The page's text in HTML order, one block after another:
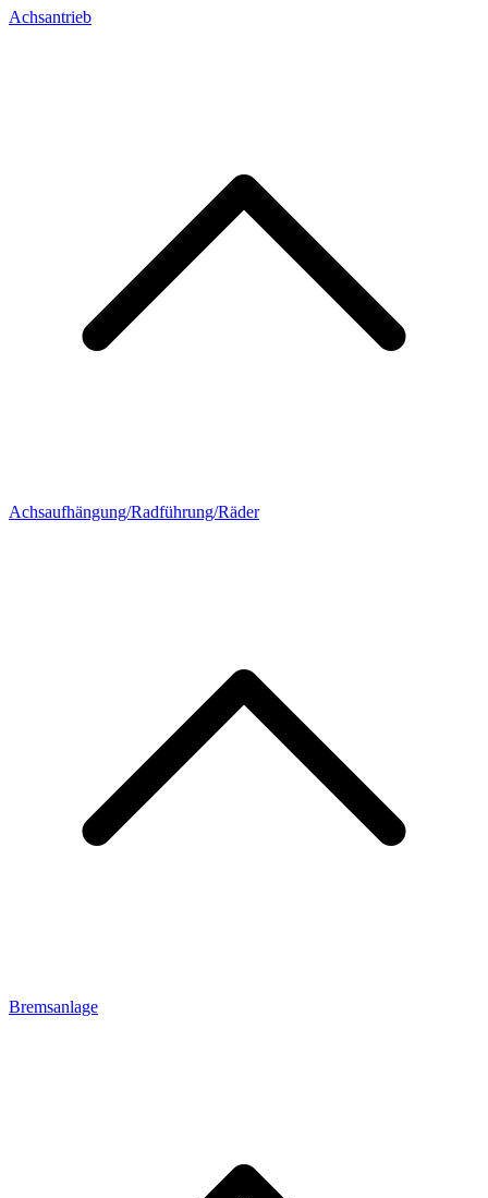
Achsantrieb
Achsaufhängung/Radführung/Räder
Bremsanlage